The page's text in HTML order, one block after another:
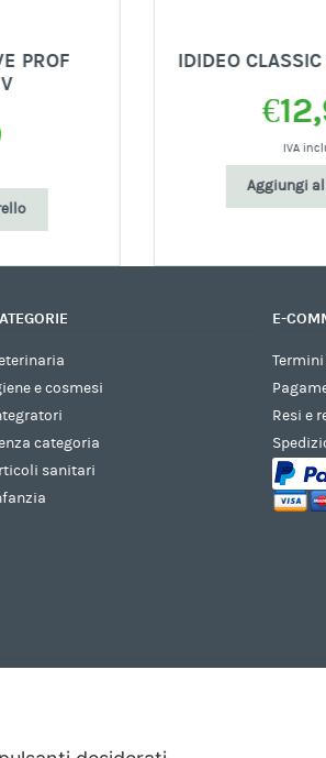
PROF
IDIDEO CLASSIC
€
IVA
Aggiungi al
e cosmesi
categoria
sanitari
E-
Resi e